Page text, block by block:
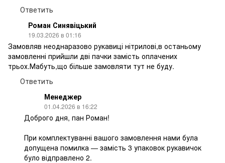
Ответить
Роман Синявіцький
19.03.2026 в 01:16
Замовляв неоднаразово рукавиці нітрилові,в останьому
замовленні прийшли дві пачки замість оплачених
трьох.Мабуть,що більше замовляти тут не буду.
Ответить
Менеджер
01.04.2026 в 16:22
Доброго дня, пан Роман!
При комплектуванні вашого замовлення нами була
допущена помилка — замість 3 упаковок рукавичок
було відправлено 2.